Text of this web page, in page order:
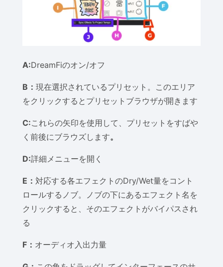
A:DreamFiのオン/オフ
B： 現在選択されているプリセット。このエリア
をクリックするとプリセットブラウザが開きます
C:これらの矢印を使用して、プリセットをすばや
く前後にブラウズします。
D:詳細メニューを開く
E： 対応する各エフェクトのDry/Wet量をコント
ロールするノブ。ノブの下にあるエフェクト名を
クリックすると、そのエフェクトがバイパスされ
る
F： オーディオ入出力量